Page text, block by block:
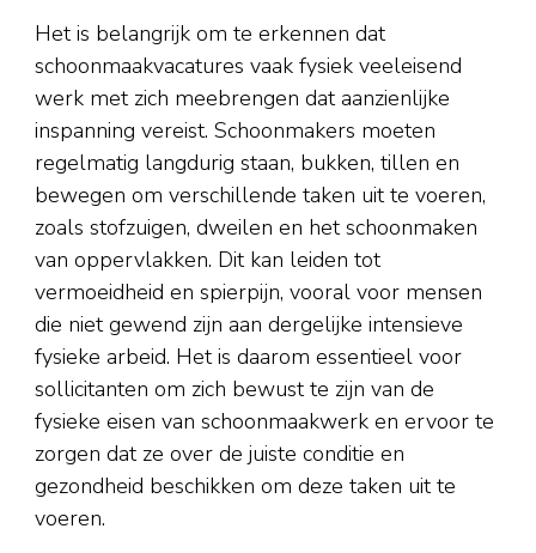
Het is belangrijk om te erkennen dat
schoonmaakvacatures vaak fysiek veeleisend
werk met zich meebrengen dat aanzienlijke
inspanning vereist. Schoonmakers moeten
regelmatig langdurig staan, bukken, tillen en
bewegen om verschillende taken uit te voeren,
zoals stofzuigen, dweilen en het schoonmaken
van oppervlakken. Dit kan leiden tot
vermoeidheid en spierpijn, vooral voor mensen
die niet gewend zijn aan dergelijke intensieve
fysieke arbeid. Het is daarom essentieel voor
sollicitanten om zich bewust te zijn van de
fysieke eisen van schoonmaakwerk en ervoor te
zorgen dat ze over de juiste conditie en
gezondheid beschikken om deze taken uit te
voeren.